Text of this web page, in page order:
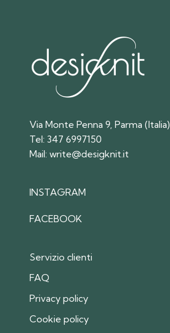
Via Monte Penna 9, Parma (Italia)
Tel:347 6997150
Mail:write@desigknit.it
INSTAGRAM
FACEBOOK
Servizio clienti
FAQ
Privacy policy
Cookie policy